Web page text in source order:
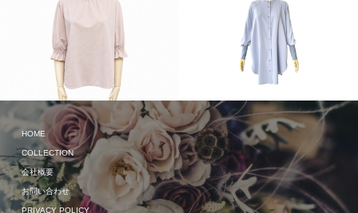
2026 Autumn & Winter 2024 Spring & Summer
HOME
COLLECTION
会社概要
お問い合わせ
PRIVACY POLICY